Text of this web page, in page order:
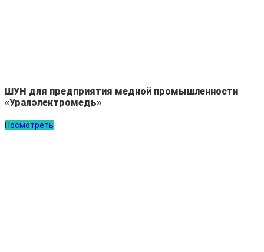
ШУН для предприятия медной промышленности
«Уралэлектромедь»
Посмотреть